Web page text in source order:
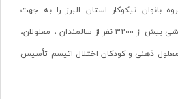
بانوان نیکوکار استان البرز را به جهت
مراقبت ، درمان ، آموزش و توانبخشی بیش از 3200 نفر از سالمندان ، معلولان،
معلول ذهنی و کودکان اختلال اتیسم تأسیس